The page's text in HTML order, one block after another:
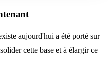
aujourd'hui a été porté sur
cette base et à élargir ce